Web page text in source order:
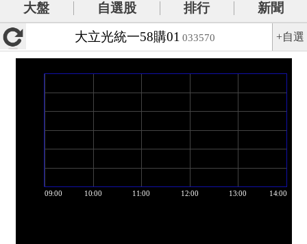
大盤 自選股 排行
新聞
大立光統一58購01 033570 +自選